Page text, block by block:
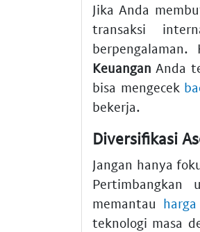
Jika Anda
transaksi
Keuangan Anda
bisa mengecek
bekerja.
Diversifikasi
Jangan hanya
Pertimbangkan
memantau
teknologi masa